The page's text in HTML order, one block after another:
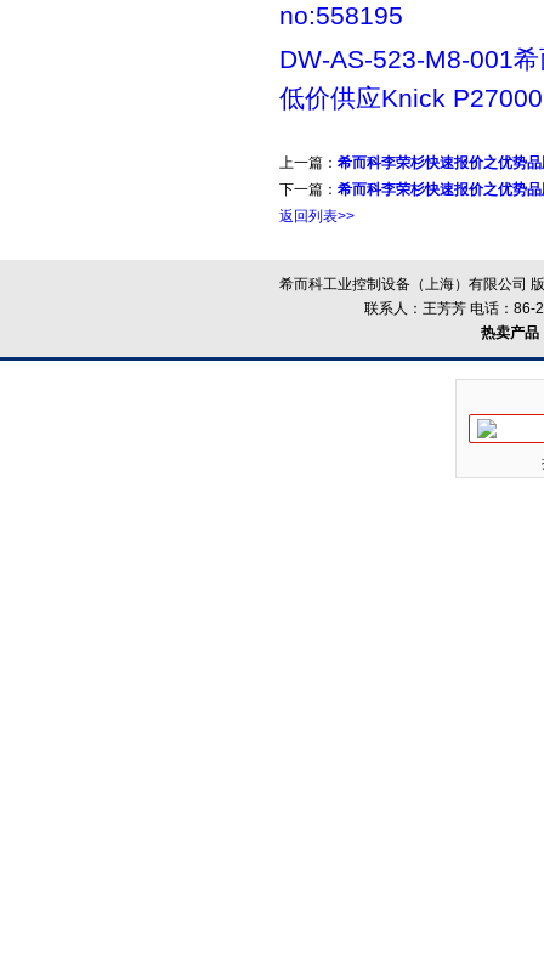
no:558195
DW-AS-523-M8-001
低价供应Knick
上一篇： 希而科李荣杉快速报价之优势
下一篇： 希而科李荣杉快速报价之优势
返回列表>>
希而科工业控制设备（上海）有限公司
联系人：王芳芳 电话：
热卖产品